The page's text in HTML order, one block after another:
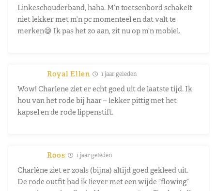
Linkeschouderband, haha. M’n toetsenbord schakelt
niet lekker met m’n pc momenteel en dat valt te
merken😅 Ik pas het zo aan, zit nu op m’n mobiel.
Royal Ellen 1 jaar geleden
Wow! Charlene ziet er echt goed uit de laatste tijd. Ik
hou van het rode bij haar – lekker pittig met het
kapsel en de rode lippenstift.
Roos 1 jaar geleden
Charlène ziet er zoals (bijna) altijd goed gekleed uit.
De rode outfit had ik liever met een wijde “flowing”